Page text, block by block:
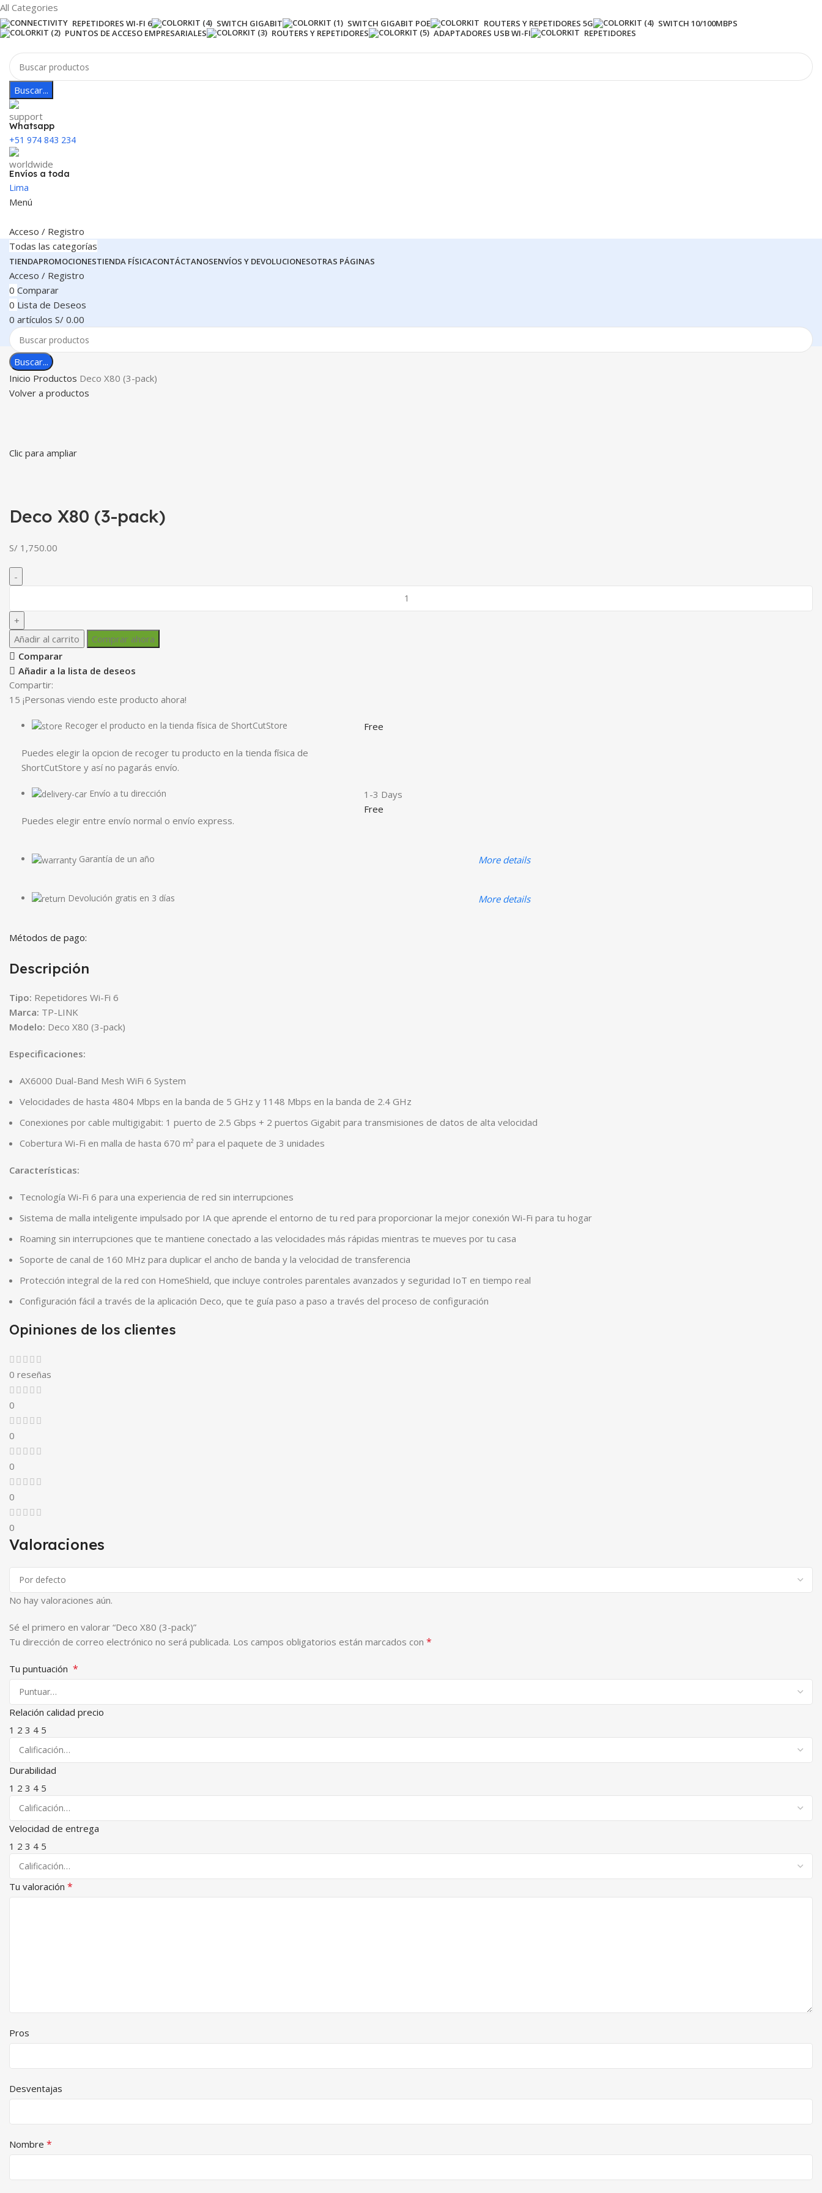
All Categories
REPETIDORES WI-FI 6 SWITCH GIGABIT SWITCH GIGABIT POE ROUTERS Y REPETIDORES 5G
SWITCH 10/100MBPS
PUNTOS DE ACCESO EMPRESARIALES
ROUTERS Y REPETIDORES ADAPTADORES USB WI-FI REPETIDORES
Buscar...
Whatsapp
+51 974 843 234
Envíos a toda
Lima
Menú
Acceso / Registro
Todas las categorías
TIENDAPROMOCIONESTIENDA FÍSICACONTÁCTANOSENVÍOS Y DEVOLUCIONESOTRAS PÁGINAS
Acceso / Registro
0 Comparar
0 Lista de Deseos
0 artículos S/ 0.00
Buscar...
Inicio Productos Deco X80 (3-pack)
Volver a productos
Clic para ampliar
Deco X80 (3-pack)
S/ 1,750.00
Añadir al carrito
Comprar ahora
Comparar
Añadir a la lista de deseos
Compartir:
15 ¡Personas viendo este producto ahora!
Recoger el producto en la tienda física de ShortCutStore
Puedes elegir la opcion de recoger tu producto en la tienda física de
ShortCutStore y así no pagarás envío.
Free
Envío a tu dirección
Puedes elegir entre envío normal o envío express.
1-3 Days
Free
Garantía de un año More details
Devolución gratis en 3 días More details
Métodos de pago:
Descripción
Tipo: Repetidores Wi-Fi 6
Marca: TP-LINK
Modelo: Deco X80 (3-pack)
Especificaciones:
AX6000 Dual-Band Mesh WiFi 6 System
Velocidades de hasta 4804 Mbps en la banda de 5 GHz y 1148 Mbps en la banda de 2.4 GHz
Conexiones por cable multigigabit: 1 puerto de 2.5 Gbps + 2 puertos Gigabit para transmisiones de datos de alta velocidad
Cobertura Wi-Fi en malla de hasta 670 m² para el paquete de 3 unidades
Características:
Tecnología Wi-Fi 6 para una experiencia de red sin interrupciones
Sistema de malla inteligente impulsado por IA que aprende el entorno de tu red para proporcionar la mejor conexión Wi-Fi para tu hogar
Roaming sin interrupciones que te mantiene conectado a las velocidades más rápidas mientras te mueves por tu casa
Soporte de canal de 160 MHz para duplicar el ancho de banda y la velocidad de transferencia
Protección integral de la red con HomeShield, que incluye controles parentales avanzados y seguridad IoT en tiempo real
Configuración fácil a través de la aplicación Deco, que te guía paso a paso a través del proceso de configuración
Opiniones de los clientes
0 reseñas
0
0
0
0
0
Valoraciones
No hay valoraciones aún.
Sé el primero en valorar “Deco X80 (3-pack)”
Tu dirección de correo electrónico no será publicada. Los campos obligatorios están marcados con *
Tu puntuación *
Relación calidad precio
1 2 3 4 5
Durabilidad
1 2 3 4 5
Velocidad de entrega
1 2 3 4 5
Tu valoración *
Pros
Desventajas
Nombre *